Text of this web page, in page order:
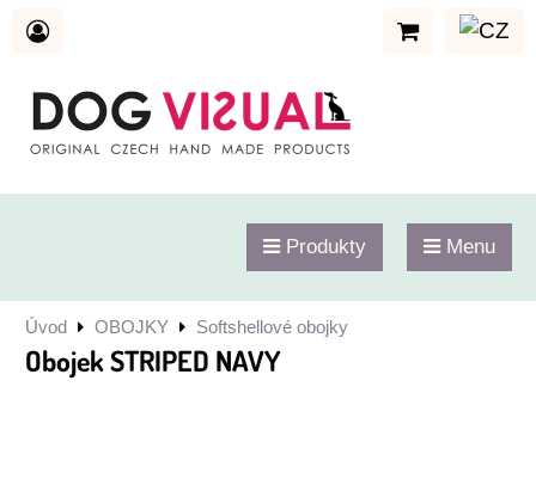
Produkty Menu
Úvod OBOJKY Softshellové obojky
Obojek STRIPED NAVY